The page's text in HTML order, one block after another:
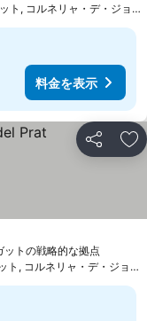
ト, コルネリャ・デ・ジョ
料金を表示
シェア お
ットの戦略的な拠点料金を
ト, コルネリャ・デ・ジョブ